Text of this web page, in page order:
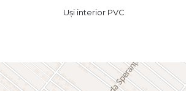
Uși interior PVC